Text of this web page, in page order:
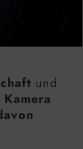
und